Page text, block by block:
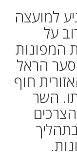
למועצה
על
המפונות
סער הראל
חוף
השר